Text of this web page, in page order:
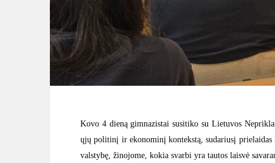
Kovo 4 dieną gimnazistai susitiko su Lietuvos
ųjų politinį ir ekonominį kontekstą, sudariusį
valstybę, žinojome, kokia svarbi yra tautos laisvė